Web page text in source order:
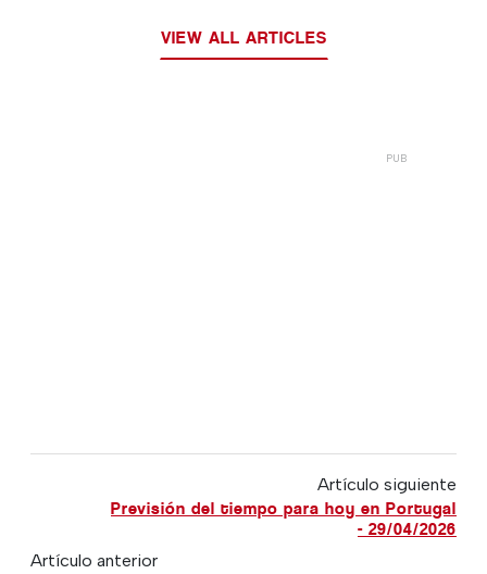
VIEW ALL ARTICLES
Artículo siguiente
Previsión del tiempo para hoy en Portugal
- 29/04/2026
Artículo anterior